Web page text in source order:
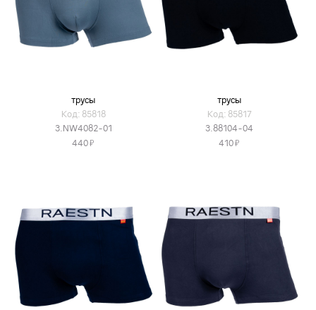
трусы
Код: 85818
3.NW4082-01
440Я
трусы
Код: 85817
3.88104-04
410Я